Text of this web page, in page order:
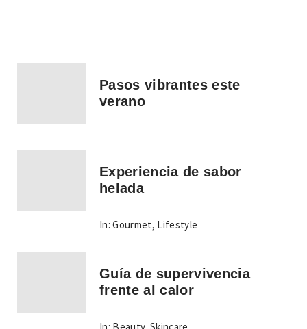
Pasos vibrantes este
verano
Experiencia de sabor
helada
In: Gourmet, Lifestyle
Guía de supervivencia
frente al calor